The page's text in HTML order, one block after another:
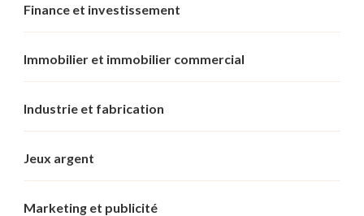
Finance et investissement
Immobilier et immobilier commercial
Industrie et fabrication
Jeux argent
Marketing et publicité